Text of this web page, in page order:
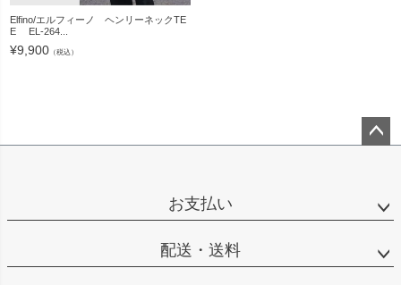
Elfino/エルフィーノ ヘンリーネックTE
E EL-264...
¥9,900 （税込）
お支払い
配送・送料